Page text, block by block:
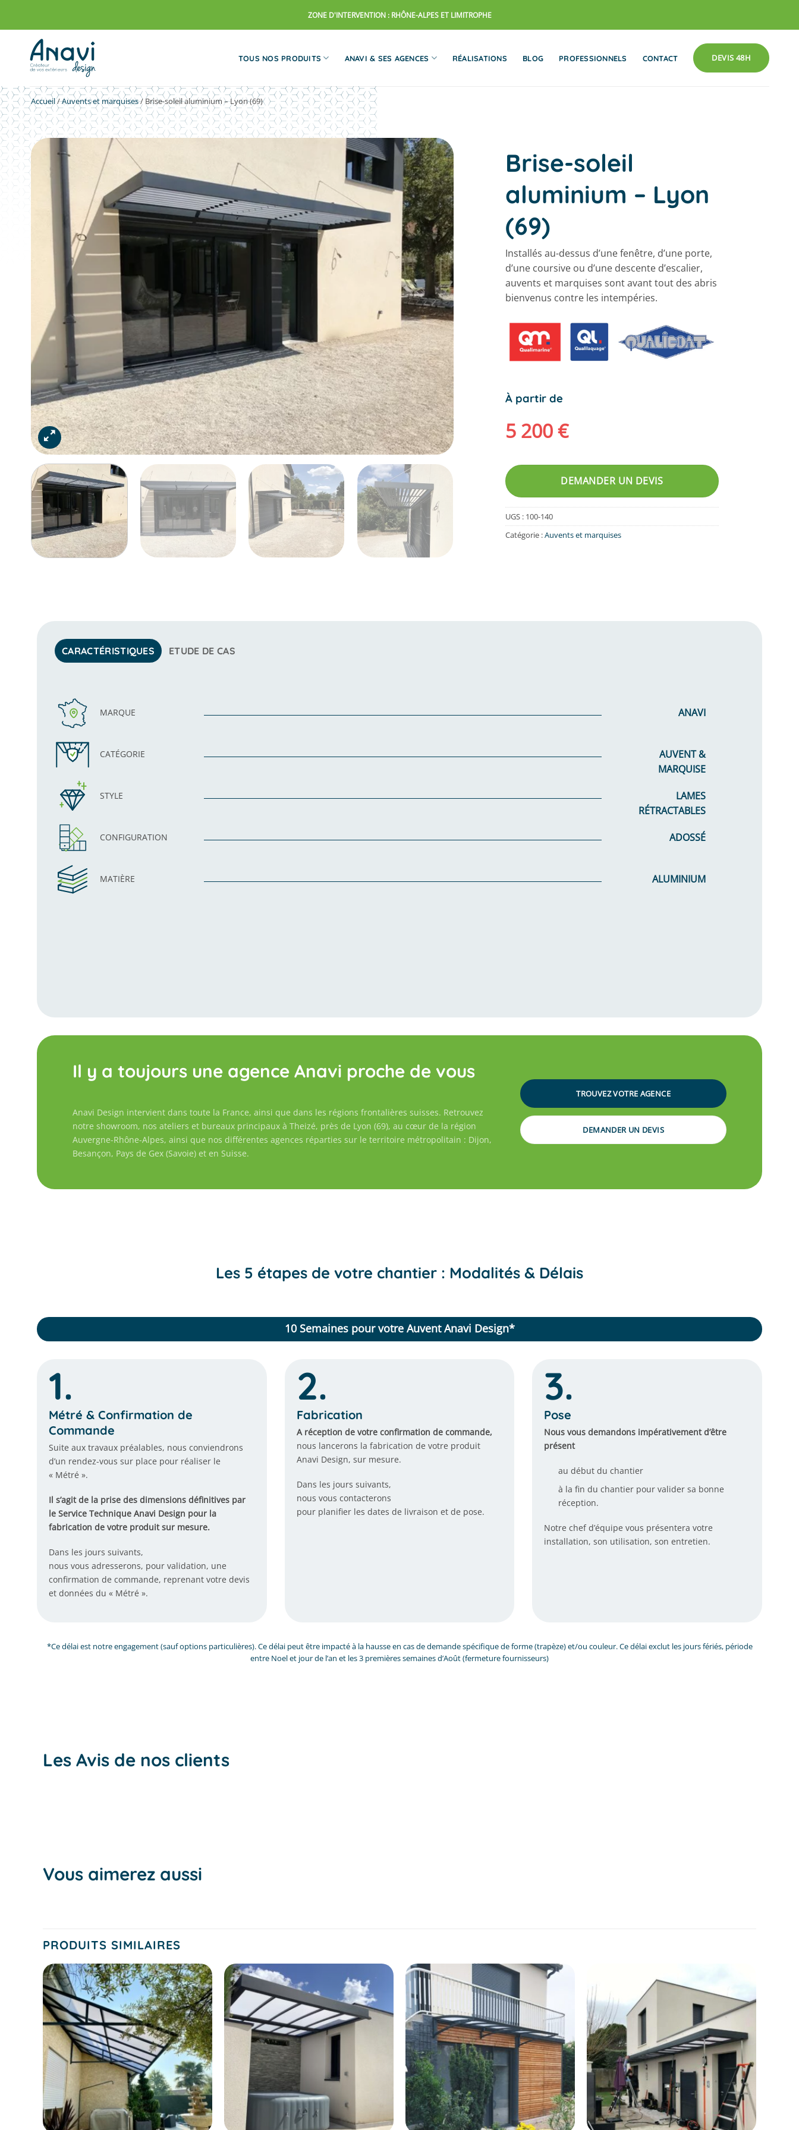
ZONE D'INTERVENTION : RHÔNE-ALPES ET LIMITROPHE
TOUS NOS PRODUITS ANAVI & SES AGENCES RÉALISATIONS BLOG PROFESSIONNELS CONTACT DEVIS 48H
Accueil/Auvents et marquises/ Brise-soleil aluminium – Lyon (69)
Brise-soleil
aluminium – Lyon
(69)
Installés au-dessus d’une fenêtre, d’une porte,
d’une coursive ou d’une descente d’escalier,
auvents et marquises sont avant tout des abris
bienvenus contre les intempéries.
À partir de
5 200€
DEMANDER UN DEVIS
UGS : 100-140
Catégorie :Auvents et marquises
CARACTÉRISTIQUES ETUDE DE CAS
MARQUE ANAVI
CATÉGORIE
AUVENT &
MARQUISE
STYLE
LAMES
RÉTRACTABLES
CONFIGURATION ADOSSÉ
MATIÈRE ALUMINIUM
Il y a toujours une agence Anavi proche de vous
Anavi Design intervient dans toute la France, ainsi que dans les régions frontalières suisses. Retrouvez
notre showroom, nos ateliers et bureaux principaux à Theizé, près de Lyon (69), au cœur de la région
Auvergne-Rhône-Alpes, ainsi que nos différentes agences réparties sur le territoire métropolitain : Dijon,
Besançon, Pays de Gex (Savoie) et en Suisse.
TROUVEZ VOTRE AGENCE
DEMANDER UN DEVIS
Les 5 étapes de votre chantier : Modalités & Délais
10 Semaines pour votre Auvent Anavi Design*
1.
Métré & Confirmation de
Commande
Suite aux travaux préalables, nous conviendrons
d’un rendez-vous sur place pour réaliser le
« Métré ».
Il s’agit de la prise des dimensions définitives par
le Service Technique Anavi Design pour la
fabrication de votre produit sur mesure.
Dans les jours suivants,
nous vous adresserons, pour validation, une
confirmation de commande, reprenant votre devis
et données du « Métré ».
2.
Fabrication
A réception de votre confirmation de commande,
nous lancerons la fabrication de votre produit
Anavi Design, sur mesure.
Dans les jours suivants,
nous vous contacterons
pour planifier les dates de livraison et de pose.
3.
Pose
Nous vous demandons impérativement d’être
présent
au début du chantier
à la fin du chantier pour valider sa bonne
réception.
Notre chef d’équipe vous présentera votre
installation, son utilisation, son entretien.
*Ce délai est notre engagement (sauf options particulières). Ce délai peut être impacté à la hausse en cas de demande spécifique de forme (trapèze) et/ou couleur. Ce délai exclut les jours fériés, période
entre Noel et jour de l’an et les 3 premières semaines d’Août (fermeture fournisseurs)
Les Avis de nos clients
Vous aimerez aussi
PRODUITS SIMILAIRES